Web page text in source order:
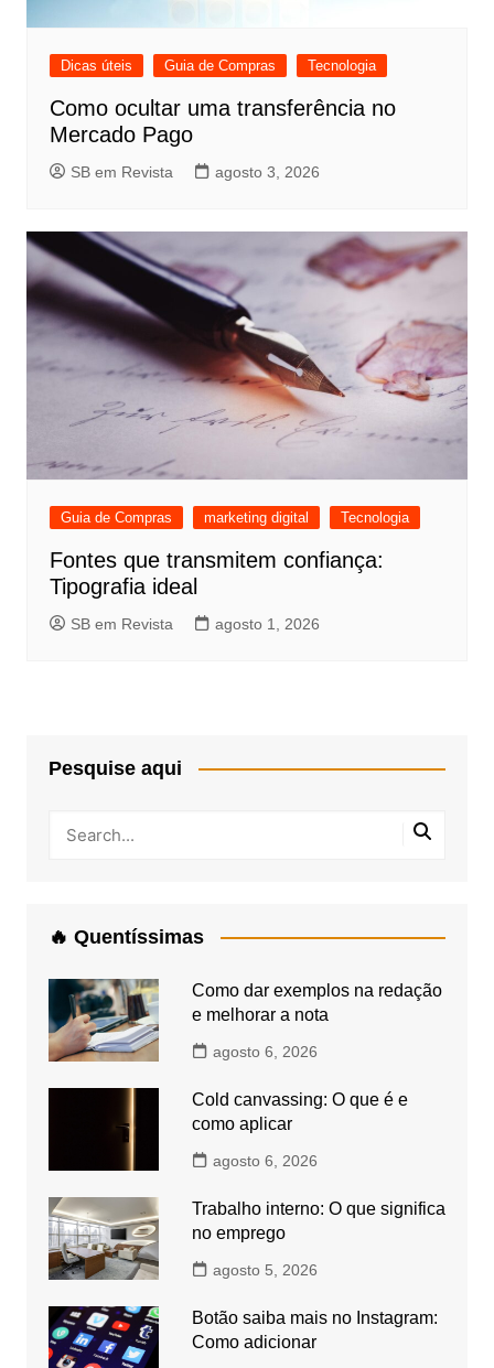
Dicas úteis Guia de Compras Tecnologia
Como ocultar uma transferência no
Mercado Pago
SB em Revista agosto 3, 2026
Guia de Compras marketing digital Tecnologia
Fontes que transmitem confiança:
Tipografia ideal
SB em Revista agosto 1, 2026
Pesquise aqui
🔥 Quentíssimas
Como dar exemplos na redação
e melhorar a nota
agosto 6, 2026
Cold canvassing: O que é e
como aplicar
agosto 6, 2026
Trabalho interno: O que significa
no emprego
agosto 5, 2026
Botão saiba mais no Instagram:
Como adicionar